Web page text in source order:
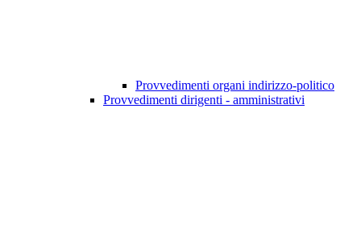
Provvedimenti organi indirizzo-politico
Provvedimenti dirigenti - amministrativi